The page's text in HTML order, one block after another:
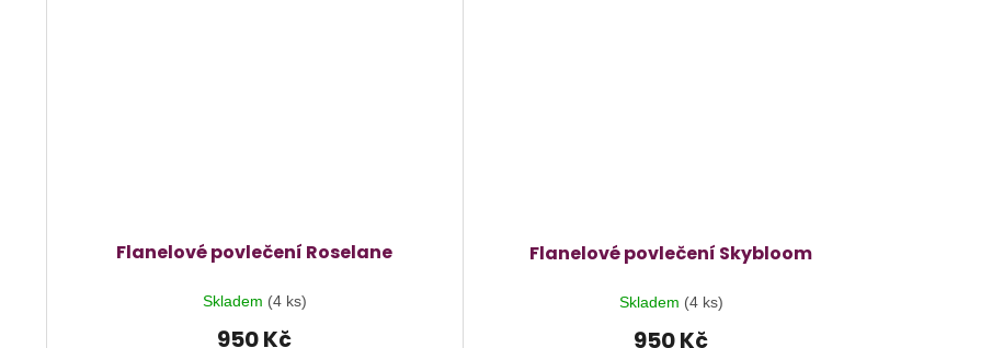
Flanelové povlečení Roselane
Skladem (4 ks)
950 Kč
Flanelové povlečení Skybloom
Skladem (4 ks)
950 Kč